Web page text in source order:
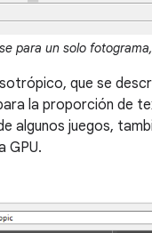
para un solo
que se
la proporción de
algunos juegos,
GPU.